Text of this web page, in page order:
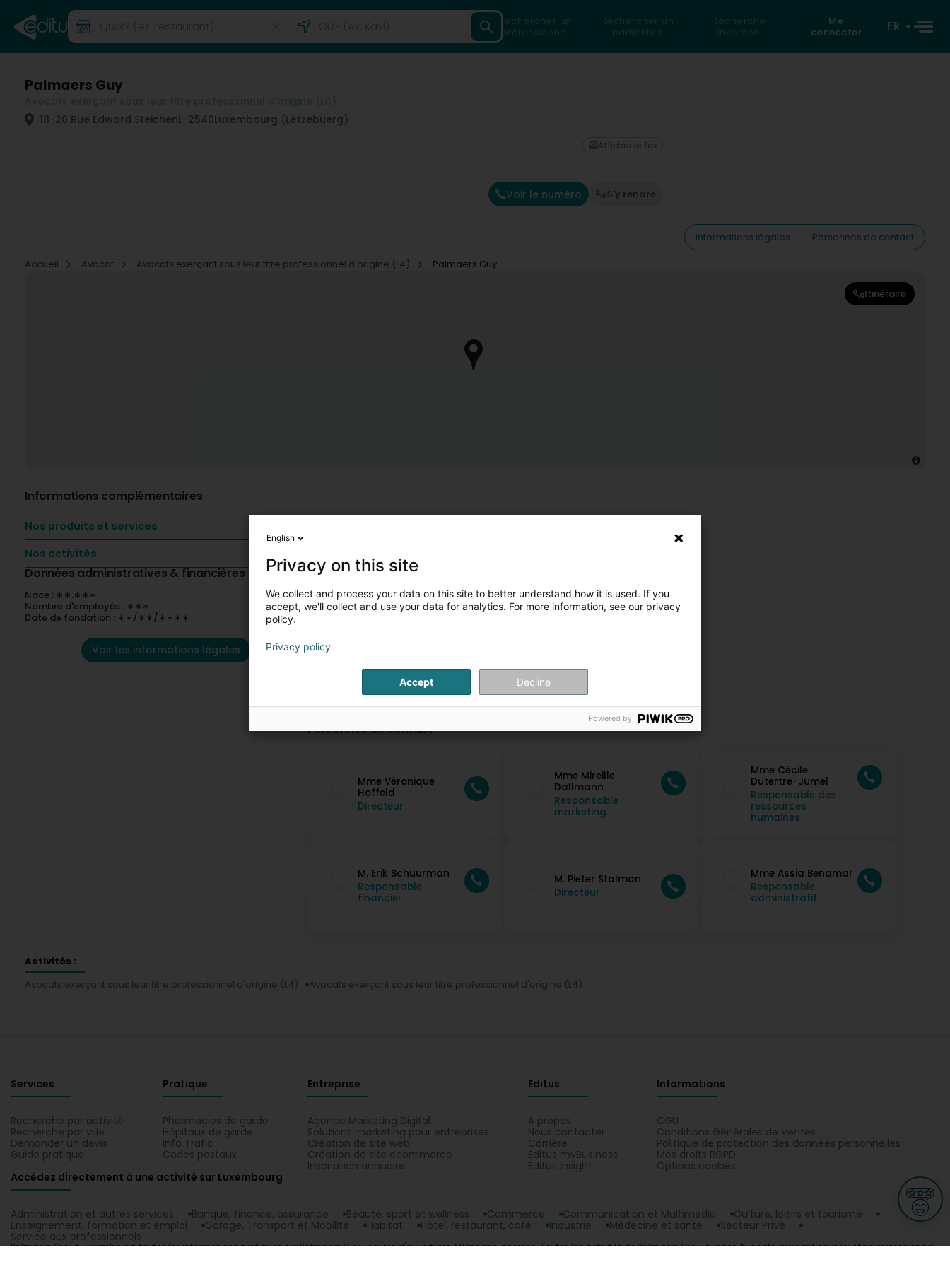
Rechercher un
professionnel
Rechercher un
particulier
Recherche
inversée
Me
connecter
FR
Palmaers Guy
18-20 Rue Edward SteichenL-2540Luxembourg (Lëtzebuerg)
Voir le numéro S'y rendre
Afficher le fax
Informations légales
Personnes de contact
Accueil
Avocat Avocats exerçant sous leur titre professionnel d'origine (L4) Palmaers Guy
Itinéraire
Informations complémentaires
Nos produits et services
Nos activités
Données administratives & financières
Nace : ∗∗.∗∗∗
Nombre d'employés : ∗∗∗
Date de fondation : ∗∗/∗∗/∗∗∗∗
Voir les informations légales
Personnes de contact
Mme Véronique
Hoffeld
Directeur
Mme Mireille
Dallmann
Responsable
marketing
Mme Cécile
Dutertre-Jumel
Responsable des
ressources
humaines
M. Erik Schuurman
Responsable
financier
M. Pieter Stalman
Directeur
Mme Assia Benamar
Responsable
administratif
Activités :
Avocats exerçant sous leur titre professionnel d'origine (L4)
Avocats exerçant sous leur titre professionnel d'origine (L4)
Services
Recherche par activité
Recherche par ville
Demander un devis
Guide pratique
Pratique
Pharmacies de garde
Hôpitaux de garde
Info Trafic
Codes postaux
Entreprise
Agence Marketing Digital
Solutions marketing pour entreprises
Création de site web
Création de site ecommerce
Inscription annuaire
Editus
A propos
Nous contacter
Carrière
Editus myBusiness
Editus Insight
Informations
CGU
Conditions Générales de Ventes
Politique de protection des données personnelles
Mes droits RGPD
Options cookies
Accédez directement à une activité sur Luxembourg
Administration et autres services Banque, finance, assurance Beauté, sport et wellness Commerce Communication et Multimedia
Culture, loisirs et tourisme
Enseignement, formation et emploi
Garage, Transport et Mobilité Habitat Hôtel, restaurant, café Industrie Médecine et santé
Secteur Privé
Service aux professionnels
Palmaers Guy à Luxembourg, toutes les informations pratiques sur Palmaers Guy : heures d'ouvertures, téléphone, adresse. Toutes les activités de Palmaers Guy : Avocat, Avocats exerçant sous leur titre professionnel
English
Privacy on this site
We collect and process your data on this site to better understand how it is used. If you
accept, we'll collect and use your data for analytics. For more information, see our privacy
policy.
Privacy policy
Accept Decline
Powered by